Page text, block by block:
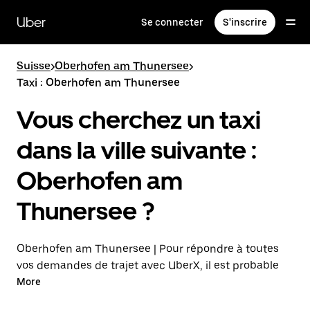
contenu
principal
Uber Se connecter S'inscrire
Suisse>Oberhofen am Thunersee>
Taxi : Oberhofen am Thunersee
Vous cherchez un taxi
dans la ville suivante :
Oberhofen am
Thunersee ?
Oberhofen am Thunersee | Pour répondre à toutes
vos demandes de trajet avec UberX, il est probable
que nous vous mettions en relation avec un
More